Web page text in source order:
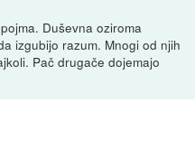
Duševna oziroma
izgubijo razum. Mnogi od njih
Pač drugače dojemajo